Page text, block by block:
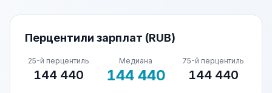
Перцентили зарплат (RUB)
25-й перцентиль
144 440
Медиана
144 440
75-й перцентиль
144 440